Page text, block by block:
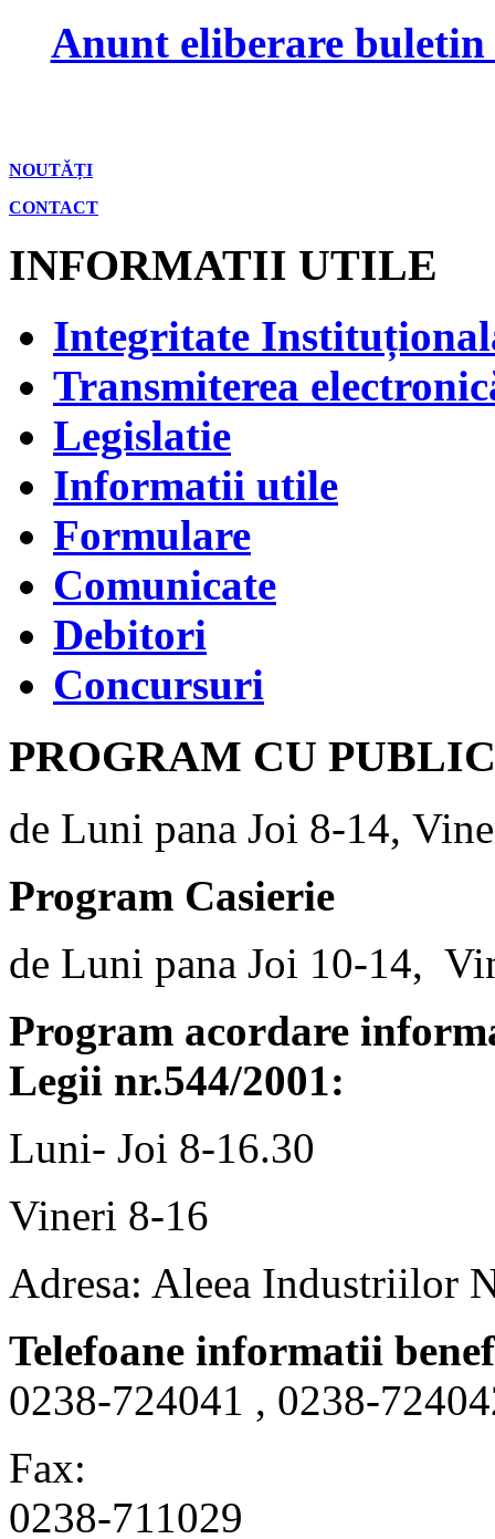
Anunt eliberare
NOUTĂȚI
CONTACT
INFORMATII UTILE
Integritate
Transmiterea
Legislatie
Informatii utile
Formulare
Comunicate
Debitori
Concursuri
PROGRAM CU
de Luni pana Joi 8-14,
Program Casierie
de Luni pana Joi 10-14,
Program acordare
Legii nr.544/2001:
Luni- Joi 8-16.30
Vineri 8-16
Adresa: Aleea Industriilor
Telefoane informatii
0238-724041 , 0238-
Fax:
0238-711029